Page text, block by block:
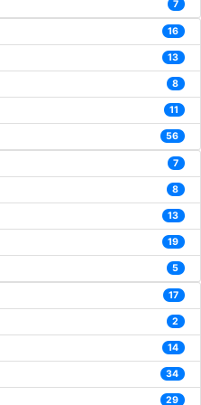
7
16
13
8
11
56
7
8
13
19
5
17
2
14
34
29